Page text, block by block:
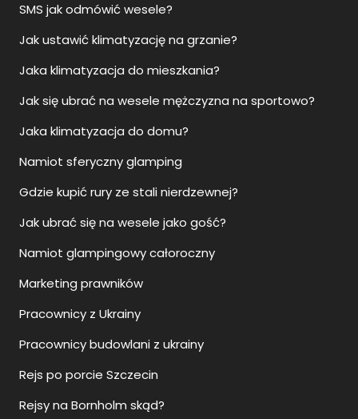
SMS jak odmówić wesele?
Jak ustawić klimatyzację na grzanie?
Jaka klimatyzacja do mieszkania?
Jak się ubrać na wesele mężczyzna na sportowo?
Jaka klimatyzacja do domu?
Namiot sferyczny glamping
Gdzie kupić rury ze stali nierdzewnej?
Jak ubrać się na wesele jako gość?
Namiot glampingowy całoroczny
Marketing prawników
Pracownicy z Ukrainy
Pracownicy budowlani z ukrainy
Rejs po porcie Szczecin
Rejsy na Bornholm skąd?